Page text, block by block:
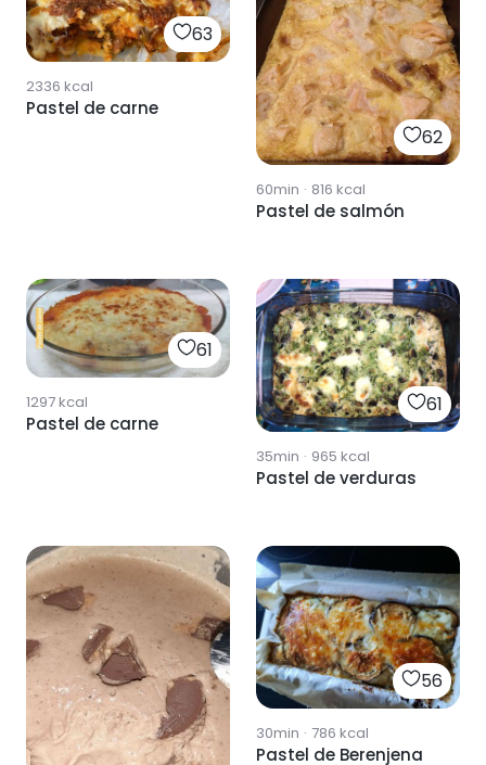
63
2336 kcal
Pastel de carne
62
60min · 816 kcal
Pastel de salmón
61
1297kcal
Pastel de carne
61
35min · 965 kcal
Pastel de verduras
56
30min · 786 kcal
Pastel de Berenjena